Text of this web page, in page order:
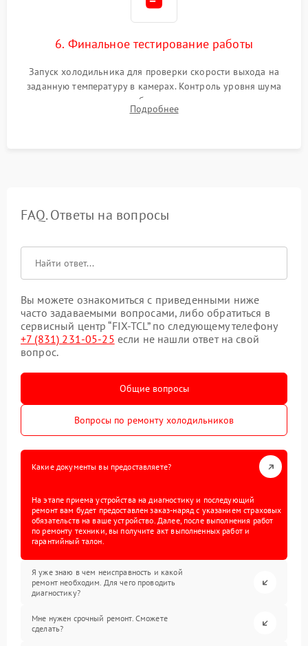
6. Финальное тестирование работы
Запуск холодильника для проверки скорости выхода на
заданную температуру в камерах. Контроль уровня шума
компрессора, отсутствия обмерзания стенок и корректного
срабатывания системы автоматической оттайки.
Подробнее
FAQ. Ответы на вопросы
Вы можете ознакомиться с приведенными ниже
часто задаваемыми вопросами, либо обратиться в
сервисный центр “FIX-TCL” по следующему телефону
+7 (831) 231-05-25 если не нашли ответ на свой
вопрос.
Общие вопросы
Вопросы по ремонту холодильников
Какие документы вы предоставляете?
На этапе приема устройства на диагностику и последующий
ремонт вам будет предоставлен заказ-наряд с указанием страховых
обязательств на ваше устройство. Далее, после выполнения работ
по ремонту техники, вы получите акт выполненных работ и
гарантийный талон.
Я уже знаю в чем неисправность и какой
ремонт необходим. Для чего проводить
диагностику?
Мне нужен срочный ремонт. Сможете
сделать?